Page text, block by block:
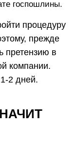
госпошлины.
процедуру
прежде
претензию в
компании.
2 дней.